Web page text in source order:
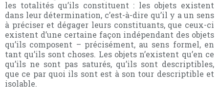
les totalités qu’ils constituent : les objets existent
dans leur détermination, c’est-à-dire qu’il y a un sens
à préciser et dégager leurs constituants, que ceux-ci
existent d’une certaine façon indépendant des objets
qu’ils composent – précisément, au sens formel, en
tant qu’ils sont choses. Les objets n’existent qu’en ce
qu’ils ne sont pas saturés, qu’ils sont descriptibles,
que ce par quoi ils sont est à son tour descriptible et
isolable.